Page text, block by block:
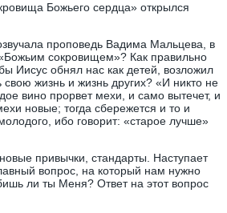
Божьего сердца» открылся
проповедь Вадима Мальцева, в
сокровищем»? Как правильно
Иисус обнял нас как детей, возложил
свою жизнь и жизнь других? «И никто не
вино прорвет мехи, и само вытечет, и
новые; тогда сбережется и то и
ибо говорит: «старое лучше»
привычки, стандарты. Наступает
вопрос, на который нам нужно
ли ты Меня? Ответ на этот вопрос